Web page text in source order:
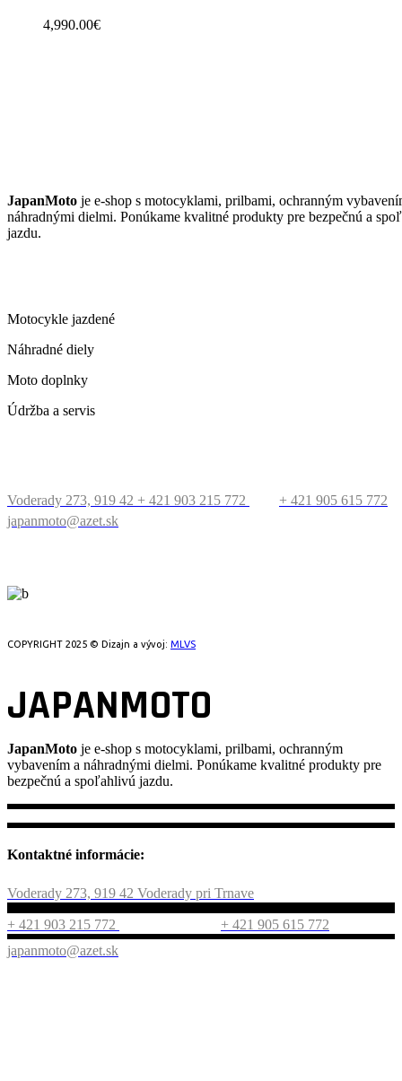
4,990.00€
JapanMoto je e-shop s motocyklami, prilbami, ochranným
náhradnými dielmi. Ponúkame kvalitné produkty pre bezpečnú a
jazdu.
Motocykle jazdené
Náhradné diely
Moto doplnky
Údržba a servis
Voderady 273, 919 42 + 421 903 215 772
+ 421 905 615 772
japanmoto@azet.sk
COPYRIGHT 2025 © Dizajn a vývoj: MLVS
JAPANMOTO
JapanMoto je e-shop s motocyklami, prilbami, ochranným
vybavením a náhradnými dielmi. Ponúkame kvalitné produkty pre
bezpečnú a spoľahlivú jazdu.
Kontaktné informácie:
Voderady 273, 919 42 Voderady pri Trnave
+ 421 903 215 772
+ 421 905 615 772
japanmoto@azet.sk